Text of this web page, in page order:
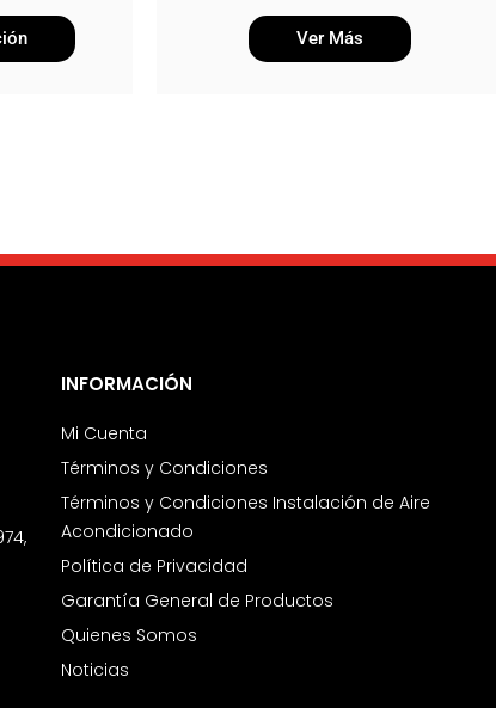
Ver Más
INFORMACIÓN
Mi Cuenta
Términos y Condiciones
Términos y Condiciones Instalación de Aire
Acondicionado
Política de Privacidad
Garantía General de Productos
Quienes Somos
Noticias